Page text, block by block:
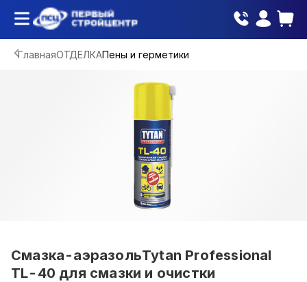
ГлавнаяОТДЕЛКАПены и герметики
Смазка-аэразольTytan Professional
TL-40 для смазки и очистки